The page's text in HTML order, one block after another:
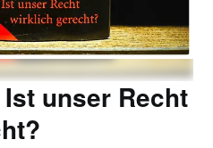
unser Recht